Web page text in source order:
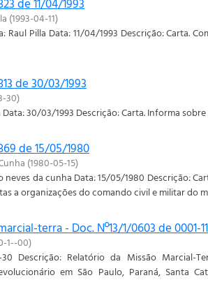
(1993-04-11)
Raul Pilla Data: 11/04/1993 Descrição: Carta.
de 30/03/1993
30)
Data: 30/03/1993 Descrição: Carta. Informa
de 15/05/1980
(1980-05-15)
neves da cunha Data: 15/05/1980 Descrição:
a organizações do comando civil e militar do
terra - Doc. Nº13/1/0603 de 0001-
1--00)
30 Descrição: Relatório da Missão Marcial-
em São Paulo, Paraná, Santa